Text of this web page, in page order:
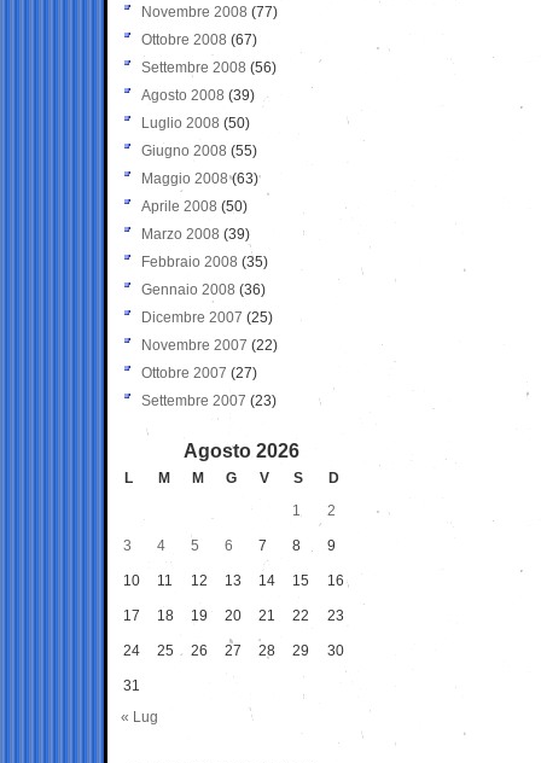
Novembre 2008 (77)
Ottobre 2008 (67)
Settembre 2008 (56)
Agosto 2008 (39)
Luglio 2008 (50)
Giugno 2008 (55)
Maggio 2008(63)
Aprile 2008 (50)
Marzo 2008 (39)
Febbraio 2008 (35)
Gennaio 2008 (36)
Dicembre 2007 (25)
Novembre 2007 (22)
Ottobre 2007 (27)
Settembre 2007 (23)
Agosto 2026
L M M G V S
D
1
2
3 4 5 6 7 8 9
10 11 12 13 14 15 16
17 18 19 20 21 22 23
24 25 26 27 28 29 30
31
« Lug